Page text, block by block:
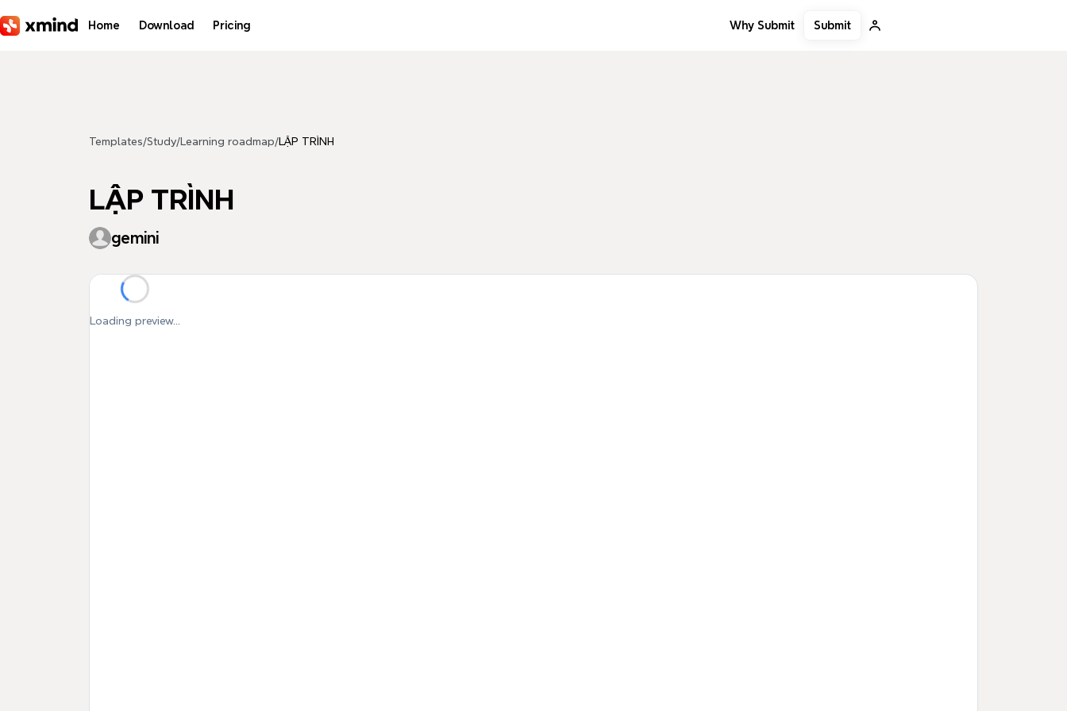
Home Download Pricing Why Submit Submit
Templates/Study/ Learning roadmap/LẬP TRÌNH
LẬP TRÌNH
gemini
Loading preview...